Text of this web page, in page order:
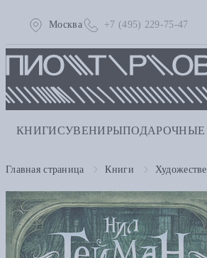
Москва +7 (495) 229-75-47
КНИГИСУВЕНИРЫ
Главная страница Книги